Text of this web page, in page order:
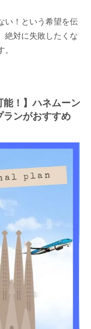
い！という希望を伝
絶対に失敗したくな
能！】ハネムーン
ランがおすすめ